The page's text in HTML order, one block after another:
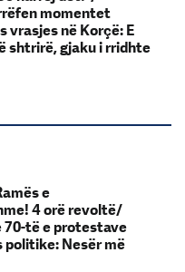
momentet
vrasjes në Korçë: E
shtrirë, gjaku i rridhte
e
4 orë revoltë/
70-të e protestave
politike: Nesër më